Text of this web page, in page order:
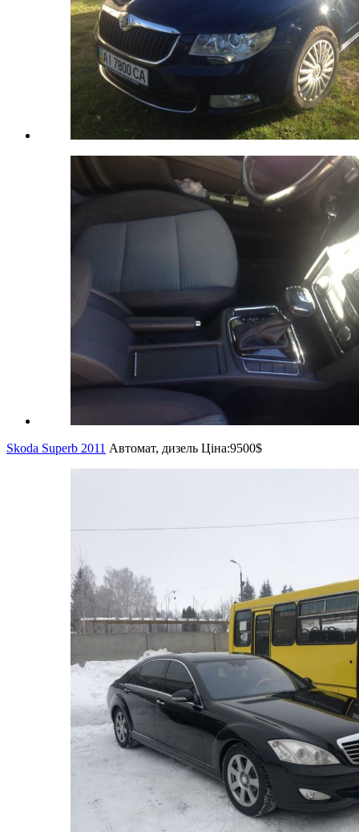
Skoda Superb 2011 Автомат, дизель Ціна:9500$